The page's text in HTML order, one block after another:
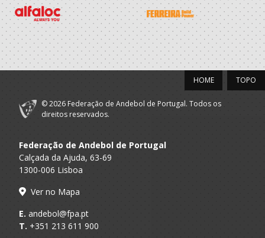
2020/21
A.A. Braga
Andebol Clube
Fafe
SUB-13 M
A.A. Braga
Andebol Clube
TOPO
HOME
© 2026 Federação de Andebol de Portugal. Todos os
direitos reservados.
Federação de Andebol de Portugal
Calçada da Ajuda, 63-69
1300-006 Lisboa
Ver no Mapa
E. andebol@fpa.pt
T. +351 213 611 900